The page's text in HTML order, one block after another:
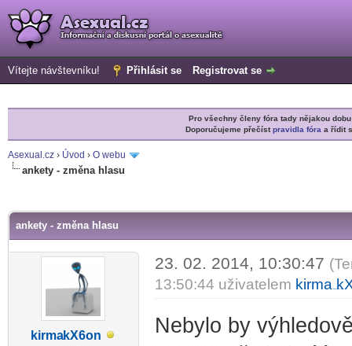
Vítejte návštevníku! Přihlásit se Registrovat se
Pro všechny členy fóra tady nějakou
Doporučujeme přečístpravidla fóra a řídit
Asexual.cz › Úvod › O webu
ankety - změna hlasu
ankety - změna hlasu
kirmakX6on
23. 02. 2014, 10:30:47
13:50:44 uživatelem kirma
Nebylo by